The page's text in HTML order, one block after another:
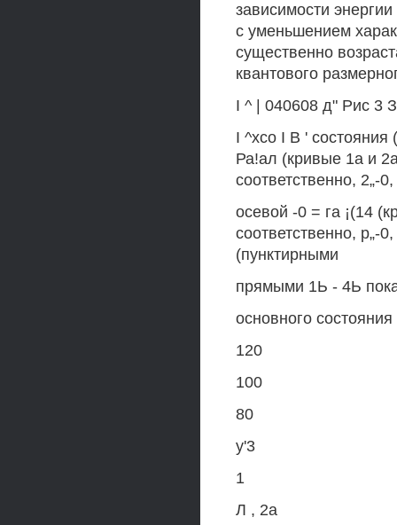
зависимости
с уменьшением
существенно
квантового
I ^ | 040608 д" Рис 3
I ^хсо I В '
Ра!ал (кривые 1а и
соответственно, 2„-
осевой -0 = га ¡(14
соответственно, р„-
(пунктирными
прямыми 1Ь - 4Ь
основного
120
100
80
у'3
1
Л , 2а